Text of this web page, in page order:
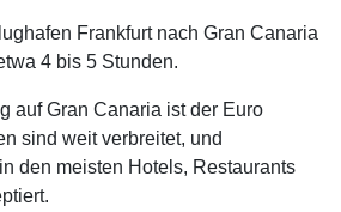
Frankfurt nach Gran Canaria
4 bis 5 Stunden.
auf Gran Canaria ist der Euro
sind weit verbreitet, und
den meisten Hotels, Restaurants